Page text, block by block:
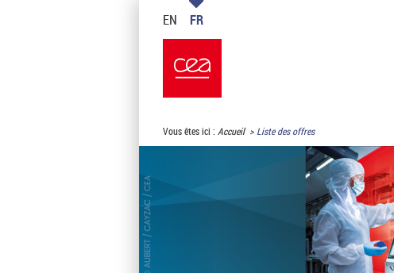
EN FR
Vous êtes ici : Accueil Liste des offres